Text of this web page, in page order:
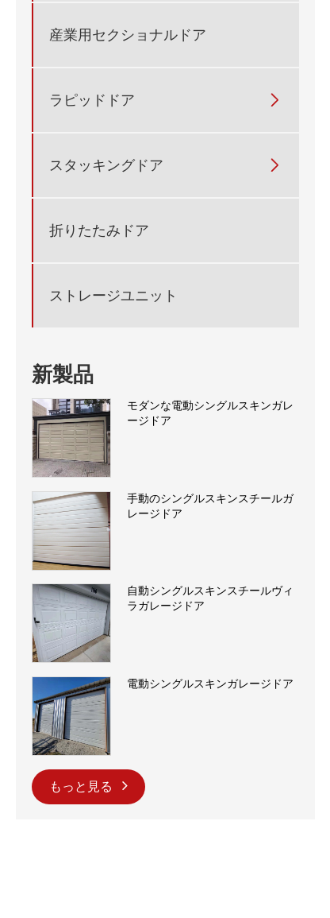
産業用セクショナルドア
ラピッドドア 
スタッキングドア 
折りたたみドア
ストレージユニット
新製品
モダンな電動シングルスキンガレ
ージドア
手動のシングルスキンスチールガ
レージドア
自動シングルスキンスチールヴィ
ラガレージドア
電動シングルスキンガレージドア
もっと見る